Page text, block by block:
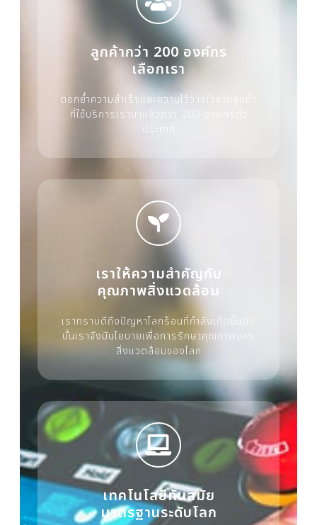
ลูกค้ากว่า 200 องค์กร
เลือกเรา
ตอกย้ำความสำเร็จและความไว้วางใจจากลูกค้า
ที่ใช้บริการเรามาแล้วกว่า 200 องค์กรทั่ว
ประเทศ
เราให้ความสำคัญกับ
คุณภาพสิ่งแวดล้อม
เราทราบดีถึงปัญหาโลกร้อนที่กำลังเกิดขึ้นดัง
นั้นเราจึงมีนโยบายเพื่อการรักษาคุณภาพของ
สิ่งแวดล้อมของโลก
เทคโนโลยีทันสมัย
มาตรฐานระดับโลก